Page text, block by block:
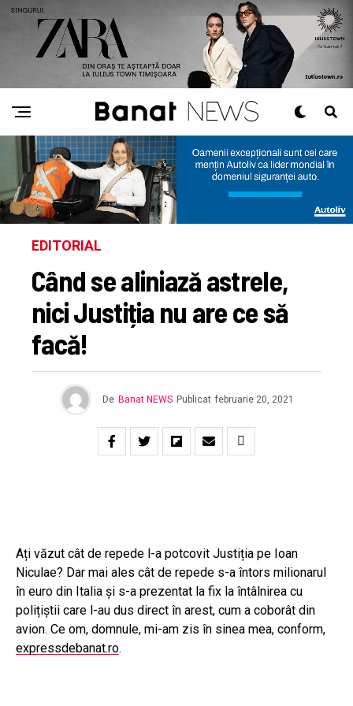
EDITORIAL
Când se aliniază astrele,
nici Justiția nu are ce să
facă!
De Banat NEWS Publicat februarie 20, 2021
Ați văzut cât de repede l-a potcovit Justiția pe Ioan
Niculae? Dar mai ales cât de repede s-a întors milionarul
în euro din Italia și s-a prezentat la fix la întâlnirea cu
polițiștii care l-au dus direct în arest, cum a coborât din
avion. Ce om, domnule, mi-am zis în sinea mea, conform,
expressdebanat.ro.